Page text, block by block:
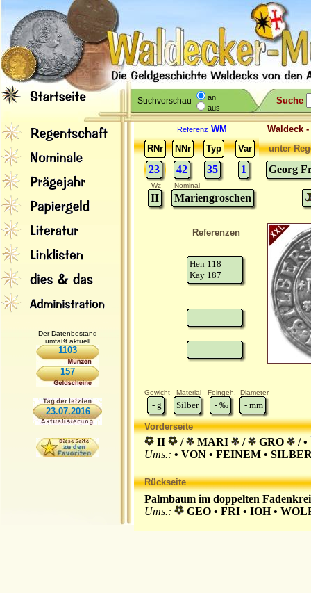
Suchvorschau
an
aus
Suche
Der Datenbestand
umfaßt aktuell
1103
157
23.07.2016
Referenz WM
RNr
NNr Typ Var
23 42 35 1
unter
Georg
Wz Nominal
II Mariengroschen
Referenzen
Hen 118
Kay 187
-
Gewicht Material Feingeh. Diameter
- g Silber - ‰ - mm
Vorderseite
II / MARI / GRO
/ •
Ums.: • VON • FEINEM •
Rückseite
Palmbaum im doppelten
Ums.:
GEO • FRI • IOH •